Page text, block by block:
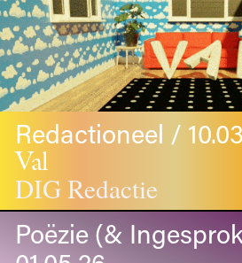
Redactioneel /
Val
DIG Redactie
Poëzie (&